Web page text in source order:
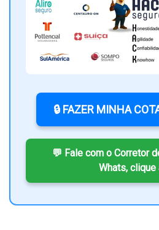
🔒 FAZER MINHA
💬 Fale com o Corretor
Whats, clique